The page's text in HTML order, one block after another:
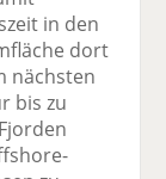
in den
dort
nächsten
bis zu